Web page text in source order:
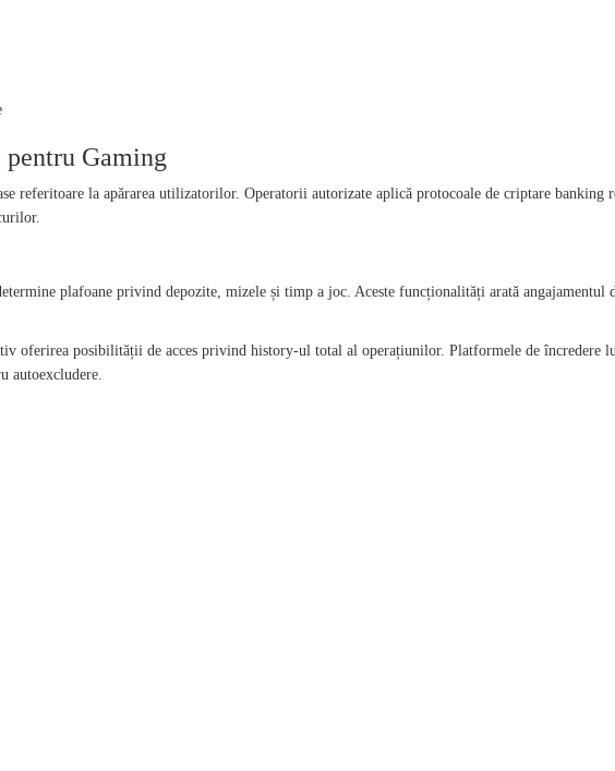
Gaming
referitoare la apărarea utilizatorilor. Operatorii autorizate aplică protocoale de criptare banking
plafoane privind depozite, mizele și timp a joc. Aceste funcționalități arată
oferirea posibilității de acces privind history-ul total al operațiunilor. Platformele de încredere
autoexcludere.